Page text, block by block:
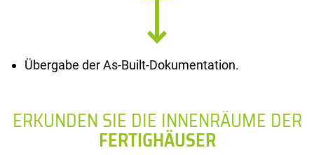
Übergabe der As-Built-Dokumentation.
ERKUNDEN SIE DIE INNENRÄUME DER
FERTIGHÄUSER